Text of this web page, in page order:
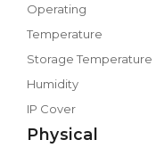
Operating
Temperature
Storage Temperature
Humidity
IP Cover
Physical